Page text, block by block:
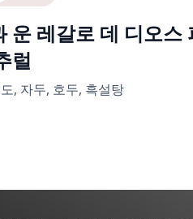
운 레갈로 데 디오스
럴
, 자두, 호두, 흑설탕